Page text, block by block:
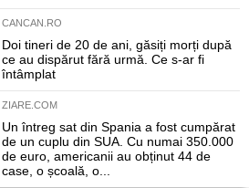
CANCAN.RO
Doi tineri de 20 de ani, găsiți morți după
ce au dispărut fără urmă. Ce s-ar fi
întâmplat
ZIARE.COM
Un întreg sat din Spania a fost cumpărat
de un cuplu din SUA. Cu numai 350.000
de euro, americanii au obținut 44 de
case, o școală, o...